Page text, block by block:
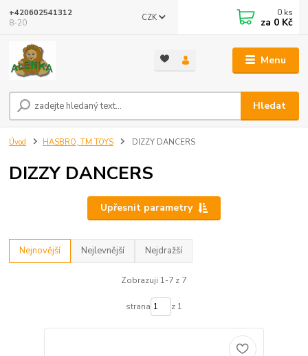
Menu
CZK
Hledat
+420602541312
8-20
0 ks
za 0 Kč
Úvod HASBRO, TM TOYS DIZZY DANCERS
DIZZY DANCERS
Upřesnit parametry
Nejnovější Nejlevnější Nejdražší
Zobrazuji 1-7 z 7
strana z 1